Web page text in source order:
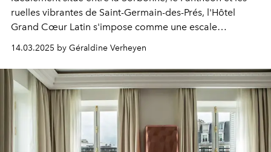
ruelles vibrantes de Saint-Germain-des-Prés, l'Hôtel
Grand Cœur Latin s'impose comme une escale
incontournable pour les esthètes et les amoureux de la
14.03.2025 by Géraldine Verheyen